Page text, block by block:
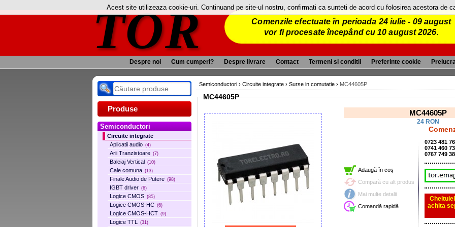
TOR
Comenzile efectuate în perioada 24 iulie - 09 august
vor fi procesate începând cu 10 august 2026.
Despre noi Cum cumperi? Despre livrare Contact Termeni si conditii Preferinte cookie
Produse
Semiconductori
Circuite integrate
Aplicatii audio (4)
Arii Tranzistoare (7)
Baleiaj Vertical (10)
Cale comuna (13)
Finale Audio de Putere (98)
IGBT driver (6)
Logice CMOS (85)
Logice CMOS-HC (6)
Logice CMOS-HCT (9)
Logice TTL (31)
Semiconductori › Circuite integrate › Surse in comutatie › MC44605P
MC44605P
MC44605P
24 RON
Adaugă în coş
Compară cu alt produs
Mai multe detalii
Comandă rapidă
0723 481
0741 460
0767 749
achita
Acest site utilizeaza cookie-uri. Continuand pe site-ul nostru, confirmati ca sunteti de acord cu folosirea acestora de